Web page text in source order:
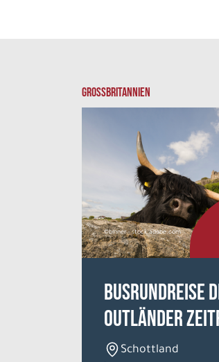
GROSSBRITANNIEN
©binner - stock.adobe.com
Busrundreise
Outländer
Schottland